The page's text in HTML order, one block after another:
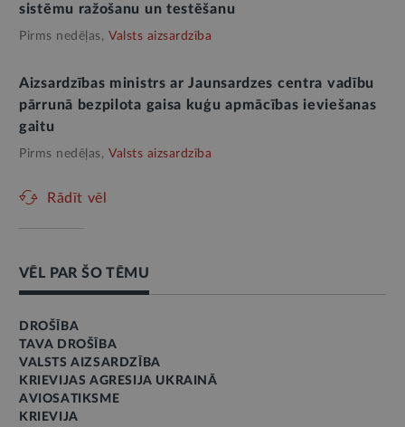
sistēmu ražošanu un testēšanu
Pirms nedēļas, Valsts aizsardzība
Aizsardzības ministrs ar Jaunsardzes centra vadību
pārrunā bezpilota gaisa kuģu apmācības ieviešanas
gaitu
Pirms nedēļas, Valsts aizsardzība
Rādīt vēl
VĒL PAR ŠO TĒMU
DROŠĪBA
TAVA DROŠĪBA
VALSTS AIZSARDZĪBA
KRIEVIJAS AGRESIJA UKRAINĀ
AVIOSATIKSME
KRIEVIJA